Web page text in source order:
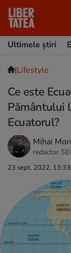
Ultimele știri
|Lifestyle
Ce este
Pământului
Ecuatorul?
Mihai
redactor
23 sept. 2022, 13:33